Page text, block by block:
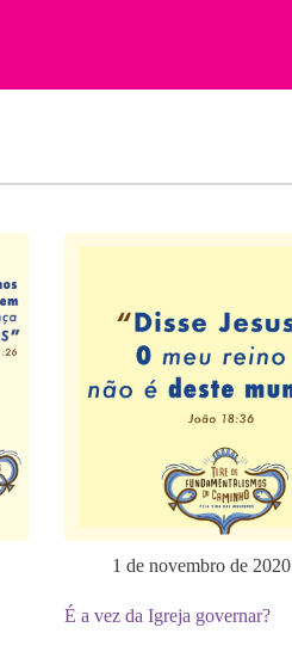
1 de novembro de 2020
É a vez da Igreja governar?